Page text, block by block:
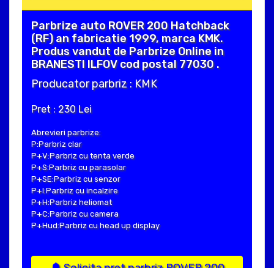
Parbrize auto ROVER 200 Hatchback
(RF) an fabricatie 1999, marca KMK.
Produs vandut de Parbrize Online in
BRANESTI ILFOV cod postal 77030 .
Producator parbriz : KMK
Pret : 230 Lei
Abrevieri parbrize:
P:Parbriz clar
P+V:Parbriz cu tenta verde
P+S:Parbriz cu parasolar
P+SE:Parbriz cu senzor
P+I:Parbriz cu incalzire
P+H:Parbriz heliomat
P+C:Parbriz cu camera
P+Hud:Parbriz cu head up display